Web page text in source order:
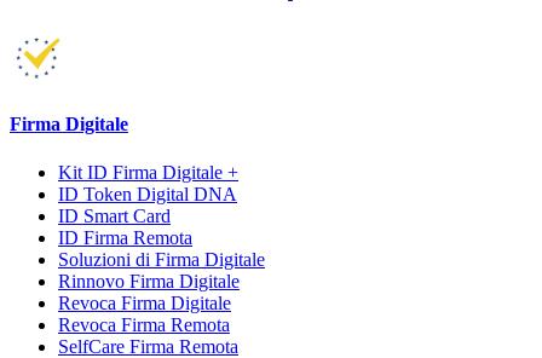
Firma Digitale
Kit ID Firma Digitale +
ID Token Digital DNA
ID Smart Card
ID Firma Remota
Soluzioni di Firma Digitale
Rinnovo Firma Digitale
Revoca Firma Digitale
Revoca Firma Remota
SelfCare Firma Remota